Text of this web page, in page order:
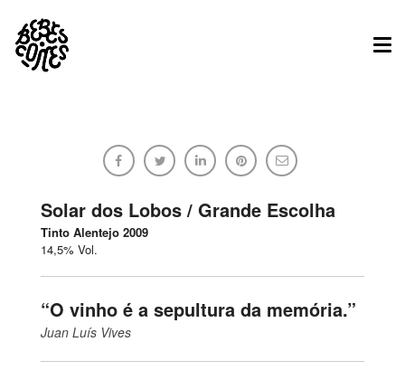
Alentejo Galego
Bebes.Comes
Solar dos Lobos / Grande Escolha
Tinto Alentejo 2009
14,5% Vol.
“O vinho é a sepultura da memória.”
Juan Luís Vives